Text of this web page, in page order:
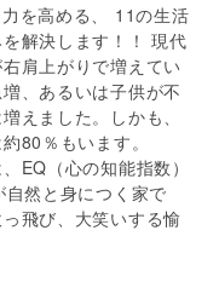
を高める、 11の生活
解決します！！ 現代
肩上がりで増えてい
、あるいは子供が不
えました。しかも、
約80％もいます。
EQ（心の知能指数）
然と身につく家で
飛び、大笑いする愉